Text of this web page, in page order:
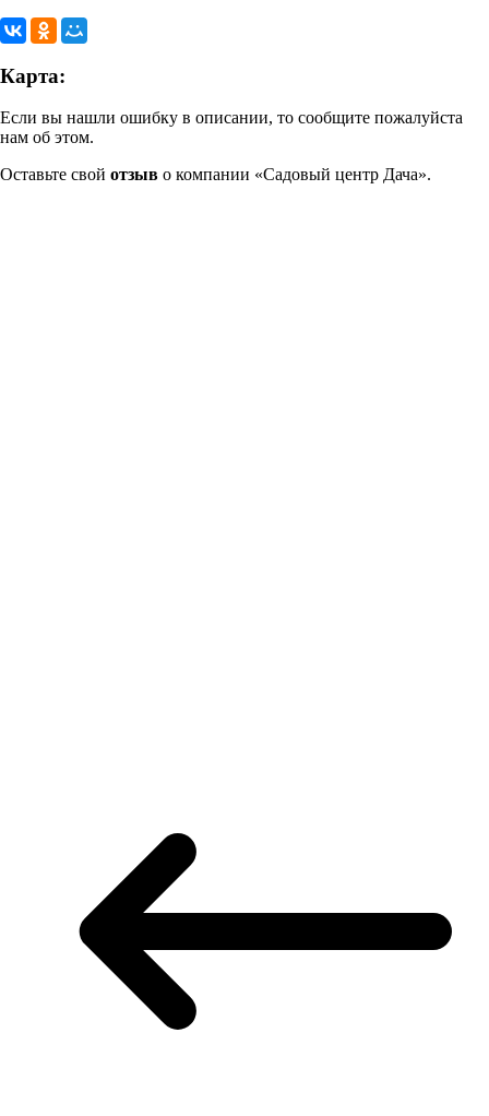
Карта:
Если вы нашли ошибку в описании, то сообщите пожалуйста
нам об этом.
Оставьте свой отзыв о компании «Садовый центр Дача».